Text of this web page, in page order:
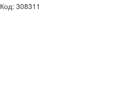
Код: 308311